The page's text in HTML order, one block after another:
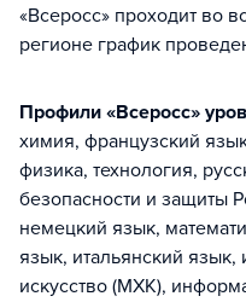
«Всеросс» проходит во
регионе график
Профили «Всеросс»
химия, французский
физика, технология,
безопасности и защиты
немецкий язык,
язык, итальянский язык,
искусство (МХК),